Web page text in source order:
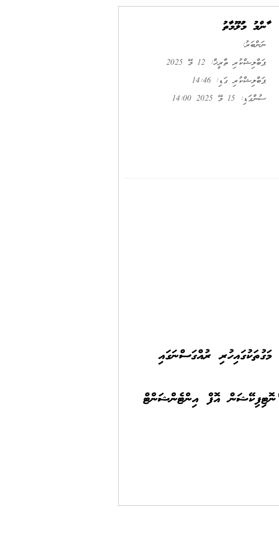
ޢާންމު މަޢުލޫމާތު
ނަންބަރު:
ޕަބްލިޝްކުރި ތާރީޚް: 12 މޭ 2025
ޕަބްލިޝްކުރި ގަޑި: 14:46
ސުންގަޑި: 15 މޭ 2025 14:00
ރުއްގަސްނަގައި
އޮފް އިންޓެންޝަންޓް